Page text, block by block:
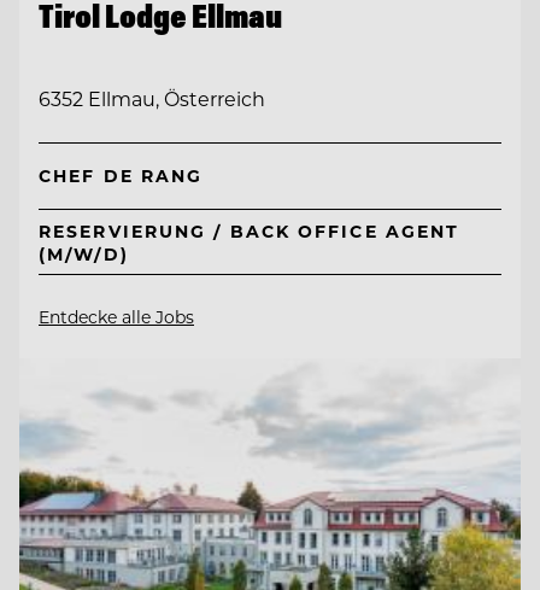
Tirol Lodge Ellmau
6352 Ellmau, Österreich
CHEF DE RANG
RESERVIERUNG / BACK OFFICE AGENT
(M/W/D)
Entdecke alle Jobs